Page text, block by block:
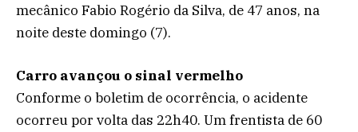
mecânico Fabio Rogério da Silva, de 47 anos, na
noite deste domingo (7).
Carro avançou o sinal vermelho
Conforme o boletim de ocorrência, o acidente
ocorreu por volta das 22h40. Um frentista de 60